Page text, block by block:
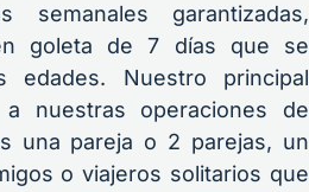
semanales garantizadas,
goleta de 7 días que se
edades. Nuestro principal
nuestras operaciones de
una pareja o 2 parejas, un
o viajeros solitarios que